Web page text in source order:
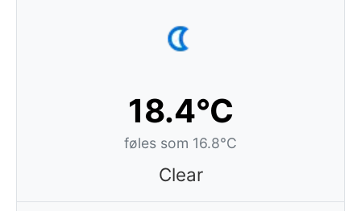
18.4°C
føles som 16.8°C
Clear